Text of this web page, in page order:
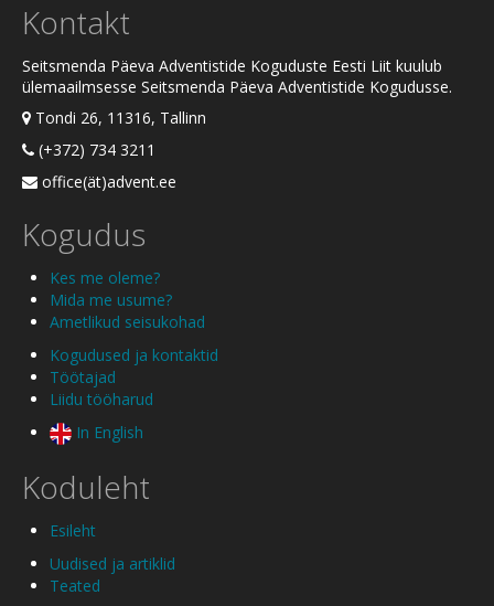
Kontakt
Seitsmenda Päeva Adventistide Koguduste Eesti Liit kuulub
ülemaailmsesse Seitsmenda Päeva Adventistide Kogudusse.
Tondi 26, 11316, Tallinn
(+372) 734 3211
office(ät)advent.ee
Kogudus
Kes me oleme?
Mida me usume?
Ametlikud seisukohad
Kogudused ja kontaktid
Töötajad
Liidu tööharud
In English
Koduleht
Esileht
Uudised ja artiklid
Teated